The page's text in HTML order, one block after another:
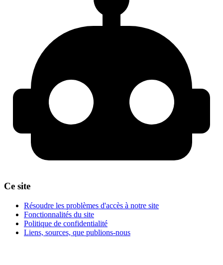
Ce site
Résoudre les problèmes d'accès à notre site
Fonctionnalités du site
Politique de confidentialité
Liens, sources, que publions-nous